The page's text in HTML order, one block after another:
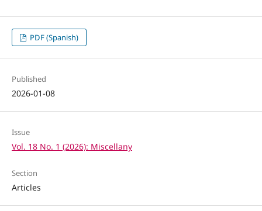
PDF (Spanish)
Published
2026-01-08
Issue
Vol. 18 No. 1 (2026): Miscellany
Section
Articles